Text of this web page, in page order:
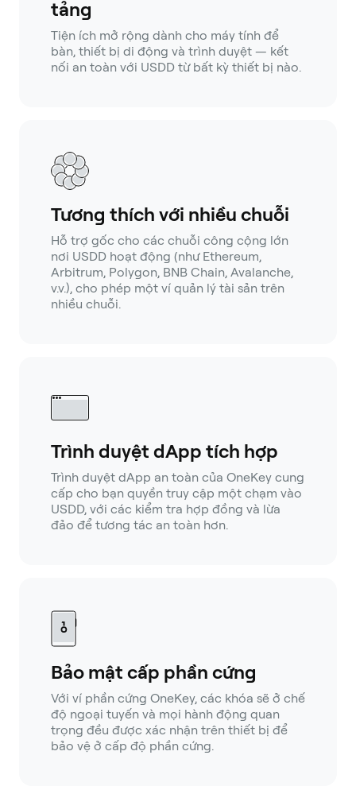
tảng
Tiện ích mở rộng dành cho máy tính để
bàn, thiết bị di động và trình duyệt — kết
nối an toàn với USDD từ bất kỳ thiết bị nào.
Tương thích với nhiều chuỗi
Hỗ trợ gốc cho các chuỗi công cộng lớn
nơi USDD hoạt động (như Ethereum,
Arbitrum, Polygon, BNB Chain, Avalanche,
v.v.), cho phép một ví quản lý tài sản trên
nhiều chuỗi.
Trình duyệt dApp tích hợp
Trình duyệt dApp an toàn của OneKey cung
cấp cho bạn quyền truy cập một chạm vào
USDD, với các kiểm tra hợp đồng và lừa
đảo để tương tác an toàn hơn.
Bảo mật cấp phần cứng
Với ví phần cứng OneKey, các khóa sẽ ở chế
độ ngoại tuyến và mọi hành động quan
trọng đều được xác nhận trên thiết bị để
bảo vệ ở cấp độ phần cứng.